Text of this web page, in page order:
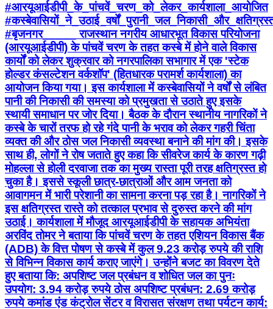
#आरयूआईडीपी_के_पांचवें_चरण_को_लेकर_कार्यशाला_आयोजित
#बृजनगर_____ राजस्थान नगरीय आधारभूत विकास परियोजना
(आरयूआईडीपी) के पांचवें चरण के तहत कस्बे में होने वाले विकास
कार्यों को लेकर शुक्रवार को नगरपालिका सभागार में एक 'स्टेक
होल्डर कंसल्टेशन वर्कशॉप' (हितधारक परामर्श कार्यशाला) का
आयोजन किया गया। इस कार्यशाला में कस्बेवासियों ने वर्षों से लंबित
पानी की निकासी की समस्या को प्रमुखता से उठाते हुए इसके
स्थायी समाधान पर जोर दिया। बैठक के दौरान स्थानीय नागरिकों ने
कस्बे के चारों तरफ हो रहे गंदे पानी के भराव को लेकर गहरी चिंता
व्यक्त की और ठोस जल निकासी व्यवस्था बनाने की मांग की। इसके
साथ ही, लोगों ने रोष जताते हुए कहा कि सीवरेज कार्य के कारण गढ़ी
मोहल्ला से होली दरवाजा तक का मुख्य रास्ता पूरी तरह क्षतिग्रस्त हो
चुका है। इससे स्कूली छात्र-छात्राओं और आम जनता को
आवागमन में भारी परेशानी का सामना करना पड़ रहा है। नागरिकों ने
इस क्षतिग्रस्त रास्ते को तत्काल प्रभाव से दुरुस्त करने की मांग
उठाई। कार्यशाला में मौजूद आरयूआईडीपी के सहायक अभियंता
अरविंद तोमर ने बताया कि पांचवें चरण के तहत एशियन विकास बैंक
(ADB) के वित्त पोषण से कस्बे में कुल 9.23 करोड़ रुपये की राशि
से विभिन्न विकास कार्य कराए जाएंगे। उन्होंने बजट का विवरण देते
हुए बताया कि: अपशिष्ट जल प्रबंधन व शोधित जल का पुनः
उपयोग: 3.94 करोड़ रुपये ठोस अपशिष्ट प्रबंधन: 2.69 करोड़
रुपये कमांड एंड कंट्रोल सेंटर व विरासत संरक्षण तथा पर्यटन कार्य: